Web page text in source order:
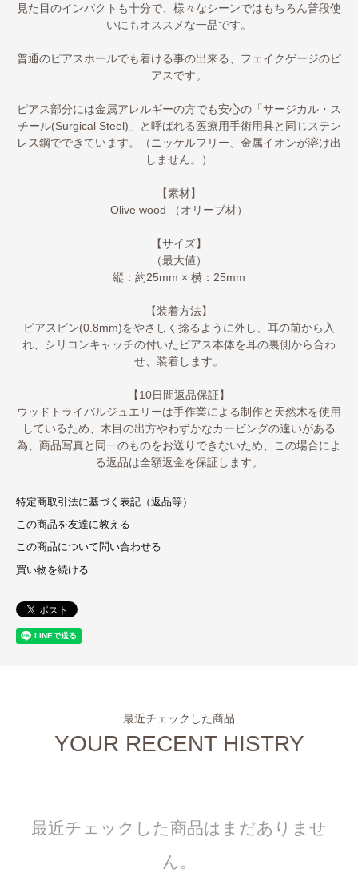
見た目のインパクトも十分で、様々なシーンではもちろん普段使
いにもオススメな一品です。
普通のピアスホールでも着ける事の出来る、フェイクゲージのピ
アスです。
ピアス部分には金属アレルギーの方でも安心の「サージカル・ス
チール(Surgical Steel)」と呼ばれる医療用手術用具と同じステン
レス鋼でできています。（ニッケルフリー、金属イオンが溶け出
しません。）
【素材】
Olive wood （オリーブ材）
【サイズ】
（最大値）
縦：約25mm × 横：25mm
【装着方法】
ピアスピン(0.8mm)をやさしく捻るように外し、耳の前から入
れ、シリコンキャッチの付いたピアス本体を耳の裏側から合わ
せ、装着します。
【10日間返品保証】
ウッドトライバルジュエリーは手作業による制作と天然木を使用
しているため、木目の出方やわずかなカービングの違いがある
為、商品写真と同一のものをお送りできないため、この場合によ
る返品は全額返金を保証します。
特定商取引法に基づく表記（返品等）
この商品を友達に教える
この商品について問い合わせる
買い物を続ける
最近チェックした商品
YOUR RECENT HISTRY
最近チェックした商品はまだありませ
ん。